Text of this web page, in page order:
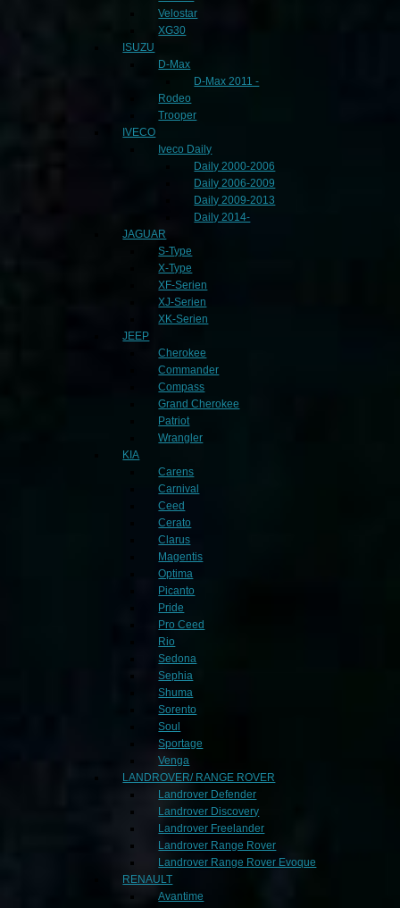
Velostar
XG30
ISUZU
D-Max
D-Max 2011 -
Rodeo
Trooper
IVECO
Iveco Daily
Daily 2000-2006
Daily 2006-2009
Daily 2009-2013
Daily 2014-
JAGUAR
S-Type
X-Type
XF-Serien
XJ-Serien
XK-Serien
JEEP
Cherokee
Commander
Compass
Grand Cherokee
Patriot
Wrangler
KIA
Carens
Carnival
Ceed
Cerato
Clarus
Magentis
Optima
Picanto
Pride
Pro Ceed
Rio
Sedona
Sephia
Shuma
Sorento
Soul
Sportage
Venga
LANDROVER/ RANGE ROVER
Landrover Defender
Landrover Discovery
Landrover Freelander
Landrover Range Rover
Landrover Range Rover Evoque
RENAULT
Avantime